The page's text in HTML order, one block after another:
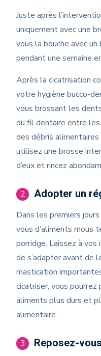
Juste après
uniquement avec une
vous la bouche avec
pendant une semaine
Après la cicatrisation
votre hygiène bucco-
vous brossant les
du fil dentaire entre
des débris
utilisez une brosse
d’eux et rincez
2 Adopter un
Dans les premiers
vous d’aliments mous
porridge. Laissez à
de s’adapter avant de
mastication
cicatriser, vous
aliments plus durs et
alimentaire.
3 Reposez-